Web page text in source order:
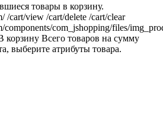
товары в корзину.
/cart/view /cart/delete /cart/clear
components/com_jshopping/files/
корзину Всего товаров на сумму
выберите атрибуты товара.